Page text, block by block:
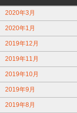
2020年3月
2020年1月
2019年12月
2019年11月
2019年10月
2019年9月
2019年8月